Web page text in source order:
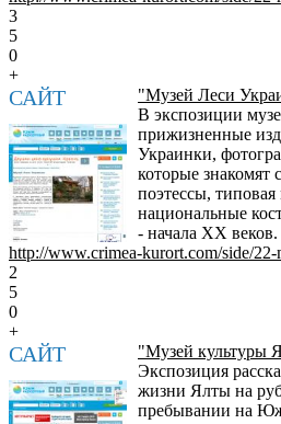
3
5
0
+
САЙТ
"Музей Леси
В экспозиции
прижизненные
Украинки,
которые знакомят
поэтессы,
национальные
- начала XX веков.
http://www.crimea-kurort.com/side/
2
5
0
+
САЙТ
"Музей культуры
Экспозиция
жизни Ялты на
пребывании на